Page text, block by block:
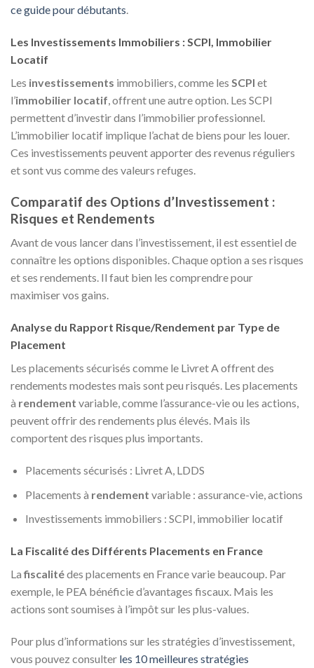
ce guide pour débutants.
Les Investissements Immobiliers : SCPI, Immobilier
Locatif
Les investissements immobiliers, comme les SCPI et
l’immobilier locatif, offrent une autre option. Les SCPI
permettent d’investir dans l’immobilier professionnel.
L’immobilier locatif implique l’achat de biens pour les louer.
Ces investissements peuvent apporter des revenus réguliers
et sont vus comme des valeurs refuges.
Comparatif des Options d’Investissement :
Risques et Rendements
Avant de vous lancer dans l’investissement, il est essentiel de
connaître les options disponibles. Chaque option a ses risques
et ses rendements. Il faut bien les comprendre pour
maximiser vos gains.
Analyse du Rapport Risque/Rendement par Type de
Placement
Les placements sécurisés comme le Livret A offrent des
rendements modestes mais sont peu risqués. Les placements
à rendement variable, comme l’assurance-vie ou les actions,
peuvent offrir des rendements plus élevés. Mais ils
comportent des risques plus importants.
Placements sécurisés : Livret A, LDDS
Placements à rendement variable : assurance-vie, actions
Investissements immobiliers : SCPI, immobilier locatif
La Fiscalité des Différents Placements en France
Lafiscalitédes placements en France varie beaucoup. Par
exemple, le PEA bénéficie d’avantages fiscaux. Mais les
actions sont soumises à l’impôt sur les plus-values.
Pour plus d’informations sur les stratégies d’investissement,
vous pouvez consulter les 10 meilleures stratégies